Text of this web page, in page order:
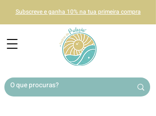
Subscreve e ganha 10% na tua primeira compra